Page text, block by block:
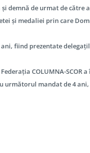
demnă de urmat de
și medaliei prin care
fiind prezentate
COLUMNA-SCOR
următorul mandat de 4